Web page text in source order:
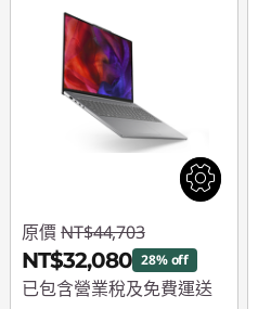
原價 NT$44,703
NT$32,080 28% off
已包含營業稅及免費運送